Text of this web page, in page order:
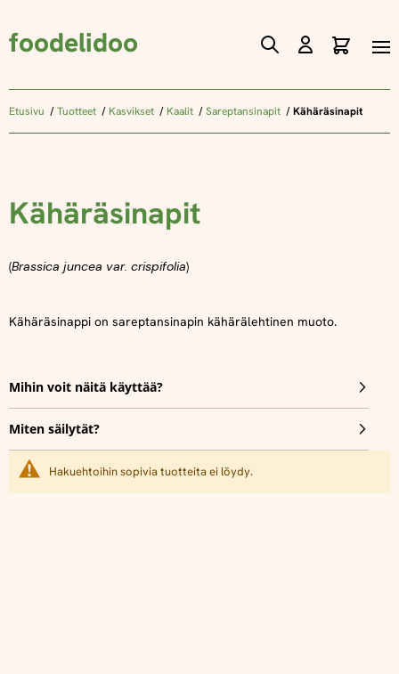
foodelidoo
Skip
Content
Etusivu Tuotteet Kasvikset Kaalit Sareptansinapit Kähäräsinapit
Kähäräsinapit
(Brassica juncea var. crispifolia)
Kähäräsinappi on sareptansinapin kähärälehtinen muoto.
Mihin voit näitä käyttää?
Miten säilytät?
Hakuehtoihin sopivia tuotteita ei löydy.